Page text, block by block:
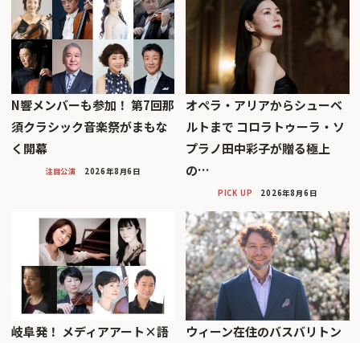
N響メンバーも参加！ 第7回那
須クラシック音楽祭がまもな
く開幕
注目公演 2026年8月6日
オペラ・アリアからシューベ
ルトまで コロラトゥーラ・ソ
プラノ田中彩子が贈る極上
の…
PICK UP 2026年8月6日
岐阜発！ メディアアート×語
ウィーン在住のバスバリトン